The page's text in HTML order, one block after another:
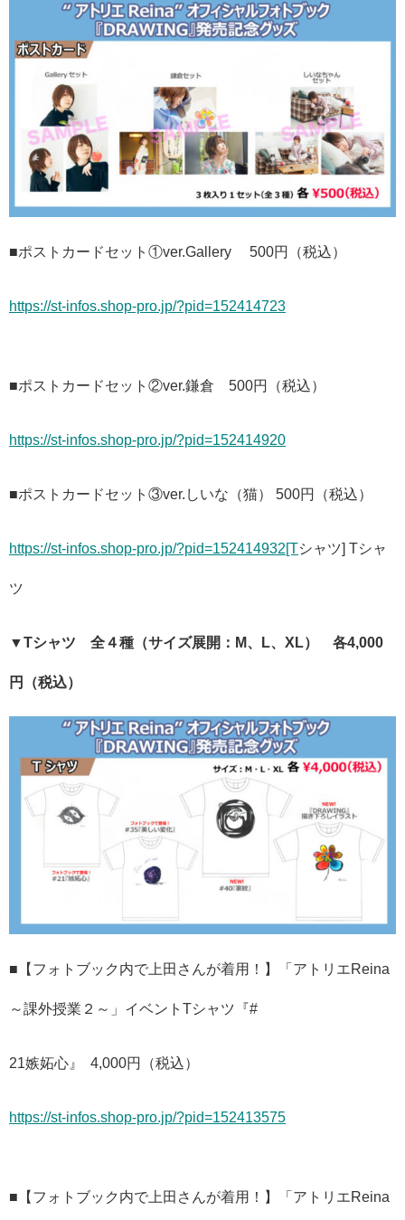
■ポストカードセット①ver.Gallery 500円（税込）
https://st-infos.shop-pro.jp/?pid=152414723
■ポストカードセット②ver.鎌倉 500円（税込）
https://st-infos.shop-pro.jp/?pid=152414920
■ポストカードセット③ver.しいな（猫） 500円（税込）
https://st-infos.shop-pro.jp/?pid=152414932[Tシャツ] Tシャ
ツ
▼Tシャツ 全４種（サイズ展開：M、L、XL） 各4,000
円（税込）
■【フォトブック内で上田さんが着用！】「アトリエReina
～課外授業２～」イベントTシャツ『#
21嫉妬心』 4,000円（税込）
https://st-infos.shop-pro.jp/?pid=152413575
■【フォトブック内で上田さんが着用！】「アトリエReina